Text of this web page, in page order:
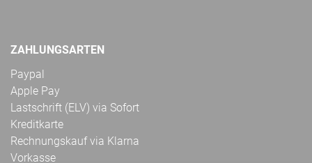
ZAHLUNGSARTEN
Paypal
Apple Pay
Lastschrift (ELV) via Sofort
Kreditkarte
Rechnungskauf via Klarna
Vorkasse